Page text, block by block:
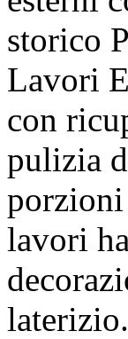
storico
Lavori
con
pulizia
porzioni
lavori
laterizio.